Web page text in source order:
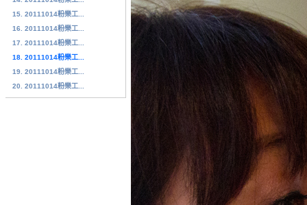
15. 20111014粉樂工...
16. 20111014粉樂工...
17. 20111014粉樂工...
18. 20111014粉樂工...
19. 20111014粉樂工...
20. 20111014粉樂工...